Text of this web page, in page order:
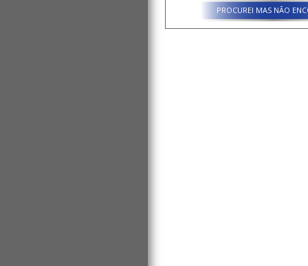
PROCUREI MAS NÃO